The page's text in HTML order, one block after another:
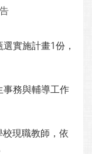
實施計畫1份，
務與輔導工作
現職教師，依